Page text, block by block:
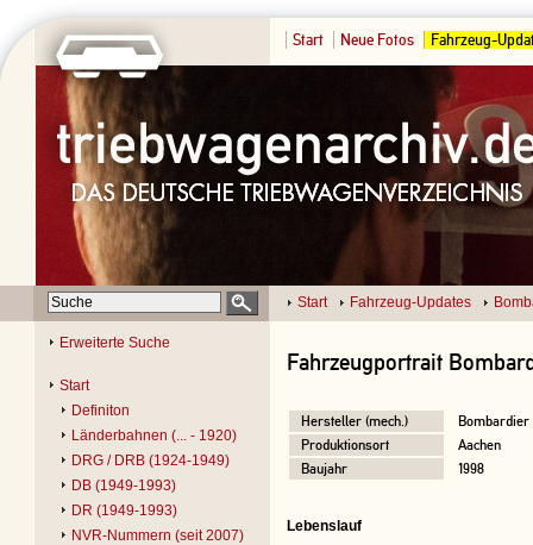
Start Neue Fotos Fahrzeug-
Start Fahrzeug-Updates
Erweiterte Suche
Start
Definiton
Länderbahnen (... - 1920)
DRG / DRB (1924-1949)
DB (1949-1993)
DR (1949-1993)
NVR-Nummern (seit 2007)
Fahrzeugportrait
Hersteller (mech.)
Bombardier
Produktionsort
Aachen
Baujahr
1998
Lebenslauf